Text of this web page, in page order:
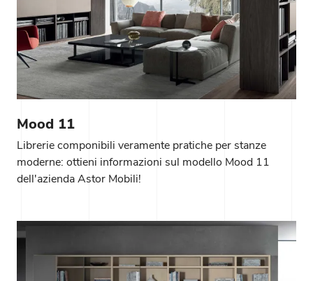
Mood 11
Librerie componibili veramente pratiche per stanze
moderne: ottieni informazioni sul modello Mood 11
dell'azienda Astor Mobili!